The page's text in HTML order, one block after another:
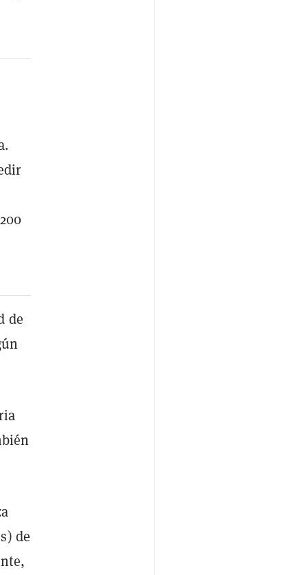
de
de